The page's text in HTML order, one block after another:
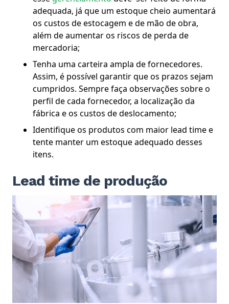
adequada, já que um estoque cheio aumentará
os custos de estocagem e de mão de obra,
além de aumentar os riscos de perda de
mercadoria;
Tenha uma carteira ampla de fornecedores.
Assim, é possível garantir que os prazos sejam
cumpridos. Sempre faça observações sobre o
perfil de cada fornecedor, a localização da
fábrica e os custos de deslocamento;
Identifique os produtos com maior lead time e
tente manter um estoque adequado desses
itens.
Lead time de produção